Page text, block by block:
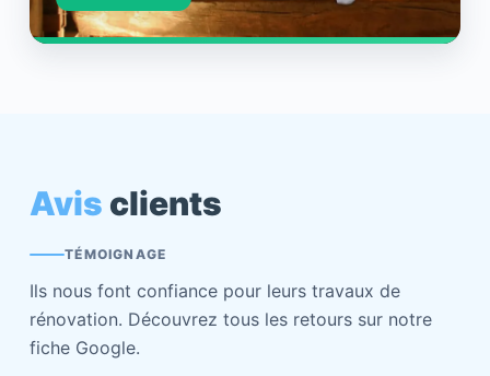
Avis clients
TÉMOIGNAGE
Ils nous font confiance pour leurs travaux de
rénovation. Découvrez tous les retours sur notre
fiche Google.